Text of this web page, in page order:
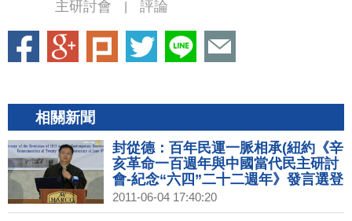
主研討會
評論
相關新聞
封從德：百年民運一脈相承(紐約《辛
亥革命一百週年與中國當代民主研討
會-紀念“六四”二十二週年》發言選登
之四)
2011-06-04 17:40:20